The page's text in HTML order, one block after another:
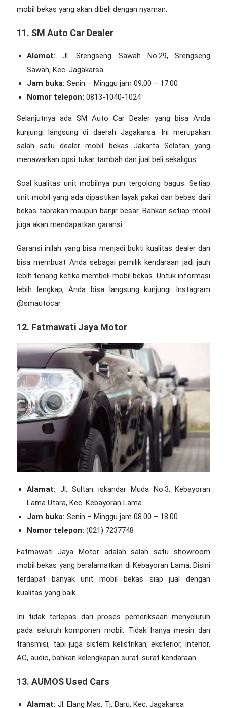
mobil bekas yang akan dibeli dengan nyaman.
11. SM Auto Car Dealer
Alamat: Jl. Srengseng Sawah No.29, Srengseng
Sawah, Kec. Jagakarsa
Jam buka: Senin – Minggu jam 09.00 – 17.00
Nomor telepon: 0813-1040-1024
Selanjutnya ada SM Auto Car Dealer yang bisa Anda
kunjungi langsung di daerah Jagakarsa. Ini merupakan
salah satu dealer mobil bekas Jakarta Selatan yang
menawarkan opsi tukar tambah dan jual beli sekaligus.
Soal kualitas unit mobilnya pun tergolong bagus. Setiap
unit mobil yang ada dipastikan layak pakai dan bebas dari
bekas tabrakan maupun banjir besar. Bahkan setiap mobil
juga akan mendapatkan garansi.
Garansi inilah yang bisa menjadi bukti kualitas dealer dan
bisa membuat Anda sebagai pemilik kendaraan jadi jauh
lebih tenang ketika membeli mobil bekas. Untuk informasi
lebih lengkap, Anda bisa langsung kunjungi Instagram
@smautocar.
12. Fatmawati Jaya Motor
Alamat: Jl. Sultan iskandar Muda No.3, Kebayoran
Lama Utara, Kec. Kebayoran Lama
Jam buka: Senin – Minggu jam 08.00 – 18.00
Nomor telepon: (021) 7237748
Fatmawati Jaya Motor adalah salah satu showroom
mobil bekas yang beralamatkan di Kebayoran Lama. Disini
terdapat banyak unit mobil bekas siap jual dengan
kualitas yang baik.
Ini tidak terlepas dari proses pemeriksaan menyeluruh
pada seluruh komponen mobil. Tidak hanya mesin dan
transmisi, tapi juga sistem kelistrikan, eksterior, interior,
AC, audio, bahkan kelengkapan surat-surat kendaraan.
13. AUMOS Used Cars
Alamat: Jl. Elang Mas, Tj, Baru, Kec. Jagakarsa